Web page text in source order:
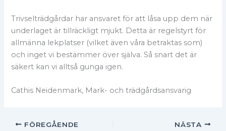
Trivselträdgårdar har ansvaret för att låsa upp dem när
underlaget är tillräckligt mjukt. Detta är regelstyrt för
allmänna lekplatser (vilket även våra betraktas som)
och inget vi bestämmer över själva. Så snart det är
säkert kan vi alltså gunga igen.
Cathis Neidenmark, Mark- och trädgårdsansvarig
FÖREGÅENDE NÄSTA